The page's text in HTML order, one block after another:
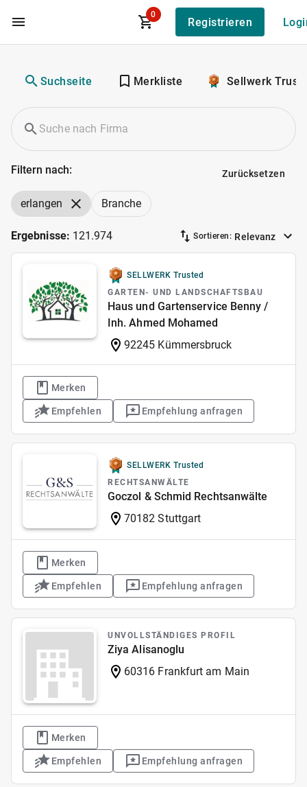
Zum Hauptinhalt
0
Registrieren
Suchseite Merkliste Sellwerk
Filtern nach: Zurücksetzen
erlangen Branche
Ergebnisse: 121.974 Sortieren: Relevanz
SELLWERK Trusted
GARTEN- UND LANDSCHAFTSBAU
Haus und Gartenservice Benny /
Inh. Ahmed Mohamed
92245 Kümmersbruck
Merken
Empfehlen Empfehlung anfragen
SELLWERK Trusted
RECHTSANWÄLTE
Goczol & Schmid Rechtsanwälte
70182 Stuttgart
Merken
Empfehlen Empfehlung anfragen
UNVOLLSTÄNDIGES PROFIL
Ziya Alisanoglu
60316 Frankfurt am Main
Merken
Empfehlen Empfehlung anfragen